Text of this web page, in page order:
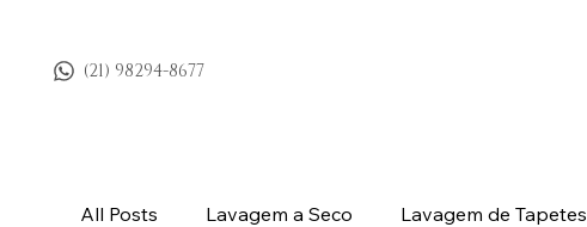
(21) 98294-8677
All Posts Lavagem a Seco Lavagem de Tapetes